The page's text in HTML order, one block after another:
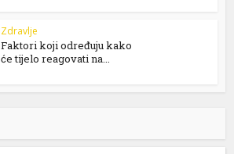
Zdravlje
Faktori koji određuju kako
će tijelo reagovati na...